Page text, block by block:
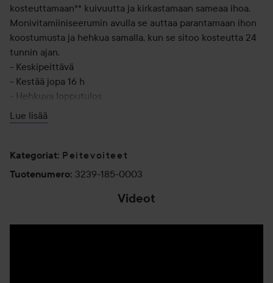
kosteuttamaan** kuivuutta ja kirkastamaan sameaa ihoa.
Monivitamiiniseerumin avulla se auttaa parantamaan ihon
koostumusta ja hehkua samalla, kun se sitoo kosteutta 24
tunnin ajan.
- Keskipeittävä
- Kestää jopa 16 h
- Hehkuva lopputulos
TÄRKEIMMÄT EDUT
- Helppokäyttöinen ja pehmeäkärkinen applikaattori: 1
napsautus peittää näpyt ja 3 napsautusta tuo hehkua koko
- Kestää jopa 16 h ja kosteuttaa 24 h
hyaluronihappoa, niasiiniamidia, B5- ja E-vitamiineja, jotka
Lue lisää
Kategoriat: Peitevoiteet
Tuotenumero: 3239-185-0003
Videot